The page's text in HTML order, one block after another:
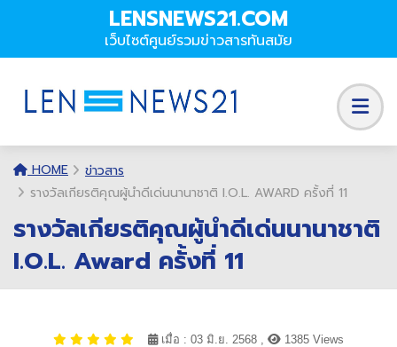
LENSNEWS21.COM
เว็บไซต์ศูนย์รวมข่าวสารทันสมัย
HOME
ข่าวสาร
รางวัลเกียรติคุณผู้นำดีเด่นนานาชาติ I.O.L. AWARD ครั้งที่ 11
รางวัลเกียรติคุณผู้นำดีเด่นนานาชาติ
I.O.L. Award ครั้งที่ 11
เมื่อ : 03 มิ.ย. 2568 , 1385 Views